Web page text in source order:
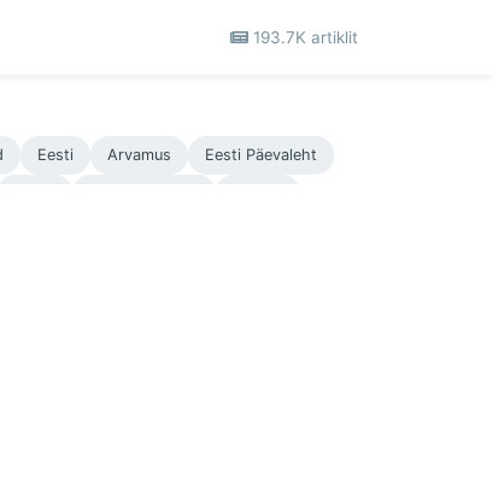
193.7K artiklit
Eesti Arvamus Eesti Päevaleht